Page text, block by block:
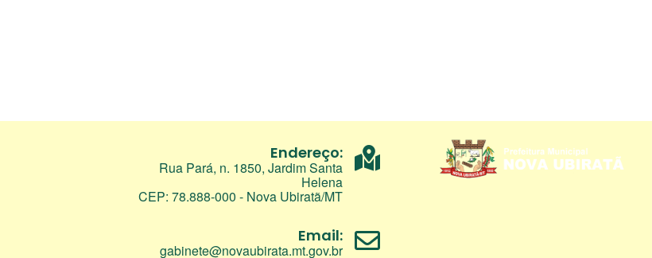
Endereço:
Rua Pará, n. 1850, Jardim Santa
Helena
CEP: 78.888-000 - Nova Ubiratã/MT
Email:
gabinete@novaubirata.mt.gov.br